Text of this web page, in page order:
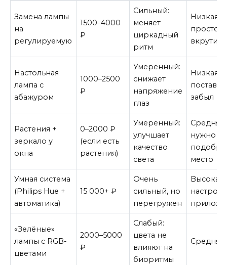
Замена лампы
на
регулируемую
1500–4000
₽
Сильный:
меняет
циркадный
ритм
Низкая:
просто
вкрутил
Настольная
лампа с
абажуром
1000–2500
₽
Умеренный:
снижает
напряжение
глаз
Низкая:
забыл
Растения +
зеркало у
окна
0–2000 ₽
(если есть
растения)
Умеренный:
улучшает
качество
света
Средняя:
нужно
место
Умная система
(Philips Hue +
автоматика)
15 000+ ₽
Очень
сильный, но
перегружен
Высокая:
«Зелёные»
лампы с RGB-
цветами
2000–5000
₽
Слабый:
цвета не
влияют на
биоритмы
Средняя